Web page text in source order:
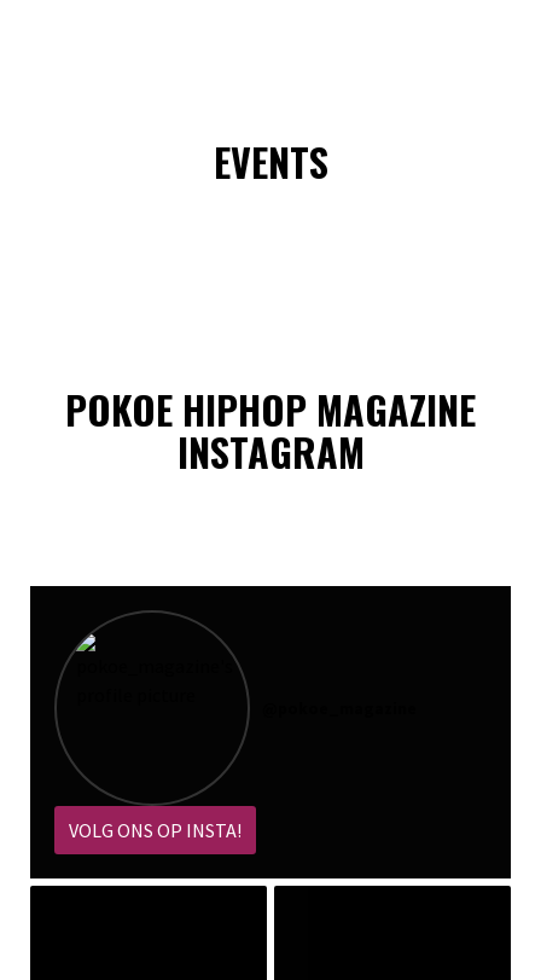
EVENTS
POKOE HIPHOP MAGAZINE
INSTAGRAM
VOLG ONS OP INSTA!